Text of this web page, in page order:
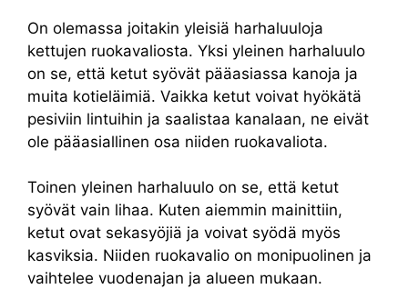
On olemassa joitakin yleisiä harhaluuloja
kettujen ruokavaliosta. Yksi yleinen harhaluulo
on se, että ketut syövät pääasiassa kanoja ja
muita kotieläimiä. Vaikka ketut voivat hyökätä
pesiviin lintuihin ja saalistaa kanalaan, ne eivät
ole pääasiallinen osa niiden ruokavaliota.
Toinen yleinen harhaluulo on se, että ketut
syövät vain lihaa. Kuten aiemmin mainittiin,
ketut ovat sekasyöjiä ja voivat syödä myös
kasviksia. Niiden ruokavalio on monipuolinen ja
vaihtelee vuodenajan ja alueen mukaan.